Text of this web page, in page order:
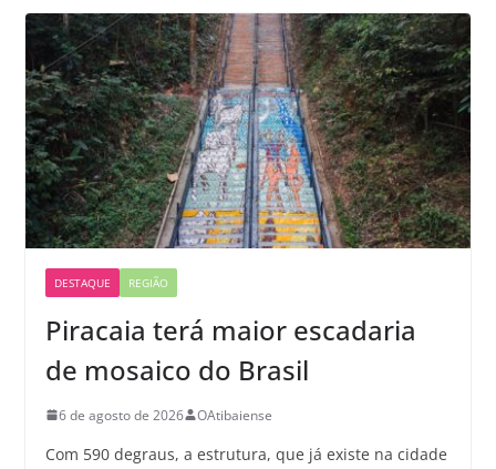
DESTAQUE REGIÃO
Piracaia terá maior escadaria
de mosaico do Brasil
6 de agosto de 2026 OAtibaiense
Com 590 degraus, a estrutura, que já existe na cidade